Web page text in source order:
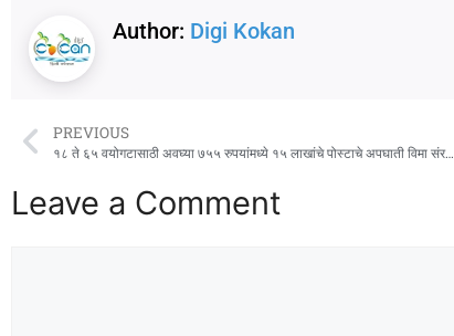
Author: Digi Kokan
PREVIOUS
१८ ते ६५ वयोगटासाठी अवघ्या ७५५ रुपयांमध्ये १५ लाखांचे पोस्टाचे अपघाती विमा संरक्षण
Leave a Comment